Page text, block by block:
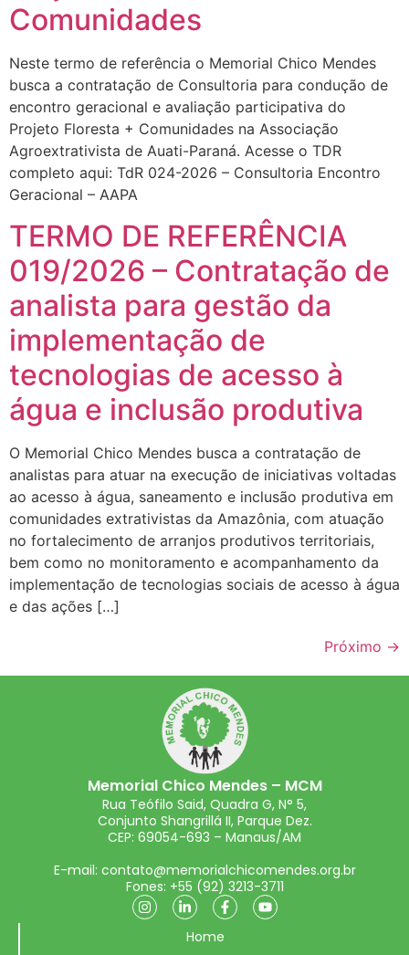
Comunidades
Neste termo de referência o Memorial Chico Mendes
busca a contratação de Consultoria para condução de
encontro geracional e avaliação participativa do
Projeto Floresta + Comunidades na Associação
Agroextrativista de Auati-Paraná. Acesse o TDR
completo aqui: TdR 024-2026 – Consultoria Encontro
Geracional – AAPA
TERMO DE REFERÊNCIA
019/2026 – Contratação de
analista para gestão da
implementação de
tecnologias de acesso à
água e inclusão produtiva
O Memorial Chico Mendes busca a contratação de
analistas para atuar na execução de iniciativas voltadas
ao acesso à água, saneamento e inclusão produtiva em
comunidades extrativistas da Amazônia, com atuação
no fortalecimento de arranjos produtivos territoriais,
bem como no monitoramento e acompanhamento da
implementação de tecnologias sociais de acesso à água
e das ações […]
Próximo →
Memorial Chico Mendes – MCM
Rua Teófilo Said, Quadra G, N° 5,
Conjunto Shangrillá II, Parque Dez.
CEP: 69054-693 – Manaus/AM
E-mail: contato@memorialchicomendes.org.br
Fones: +55 (92) 3213-3711
Home